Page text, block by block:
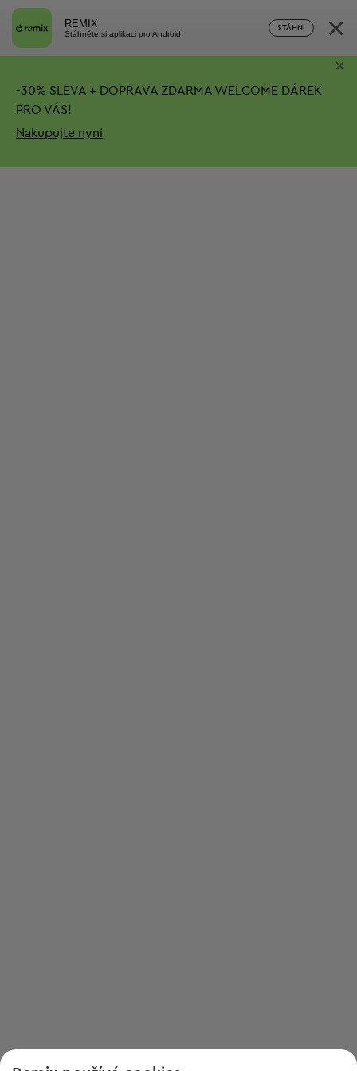
REMIX
Stáhněte si aplikaci pro Android
STÁHNI ×
-30% SLEVA + DOPRAVA ZDARMA WELCOME DÁREK
PRO VÁS!
Nakupujte nyní
×